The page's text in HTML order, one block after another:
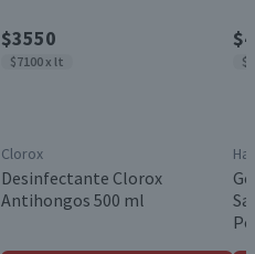
$3550
$7100 x lt
Clorox
Desinfectante Clorox
Antihongos 500 ml